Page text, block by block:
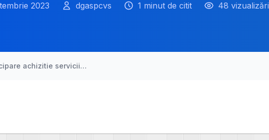
2023 dgaspcvs 1 minut de citit 48 vizualizări
achizitie servicii…